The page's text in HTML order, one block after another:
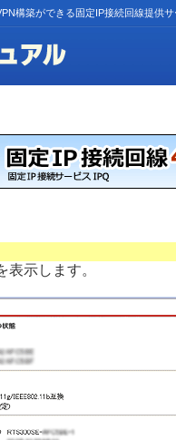
構築ができる固定IP接続回線提供
示します。